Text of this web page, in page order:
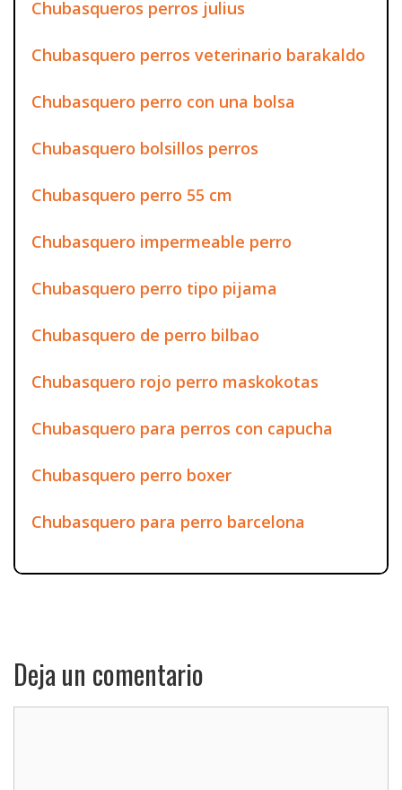
Chubasqueros perros julius
Chubasquero perros veterinario barakaldo
Chubasquero perro con una bolsa
Chubasquero bolsillos perros
Chubasquero perro 55 cm
Chubasquero impermeable perro
Chubasquero perro tipo pijama
Chubasquero de perro bilbao
Chubasquero rojo perro maskokotas
Chubasquero para perros con capucha
Chubasquero perro boxer
Chubasquero para perro barcelona
Deja un comentario